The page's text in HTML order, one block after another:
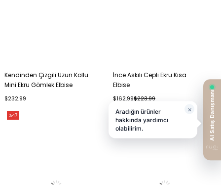
Kendinden Çizgili Uzun Kollu
Mini Ekru Gömlek Elbise
$232.99
İnce Askılı Cepli Ekru Kısa
Elbise
$162.99$223.99
%47 %27